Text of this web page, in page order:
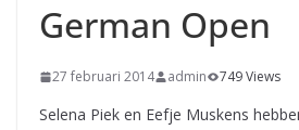
German Open
27 februari 2014 admin 749 Views
Selena Piek en Eefje Muskens